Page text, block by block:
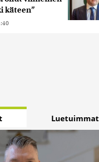
käteen”
Luetuimmat